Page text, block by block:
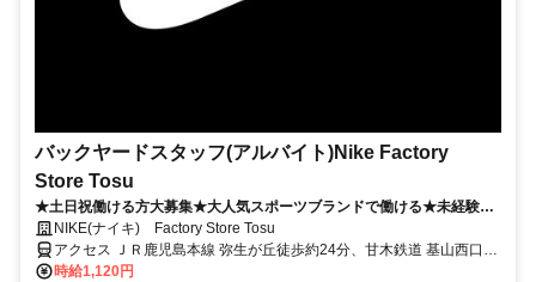
バックヤードスタッフ(アルバイト)Nike Factory
Store Tosu
★土日祝働ける方大募集★大人気スポーツブランドで働ける★未経験
OK！シフト×おしゃれ自由度MAX！学生も働きやすい！洗練された空間
で髪色ネイル自由！自分らしく働ける！
NIKE(ナイキ) Factory Store Tosu
アクセス ＪＲ鹿児島本線 弥生が丘徒歩約24分、甘木鉄道 基山西口徒
歩約39分、ＪＲ鹿児島本線 基山西口徒歩約39分 鳥栖駅より車で15分
時給1,120円